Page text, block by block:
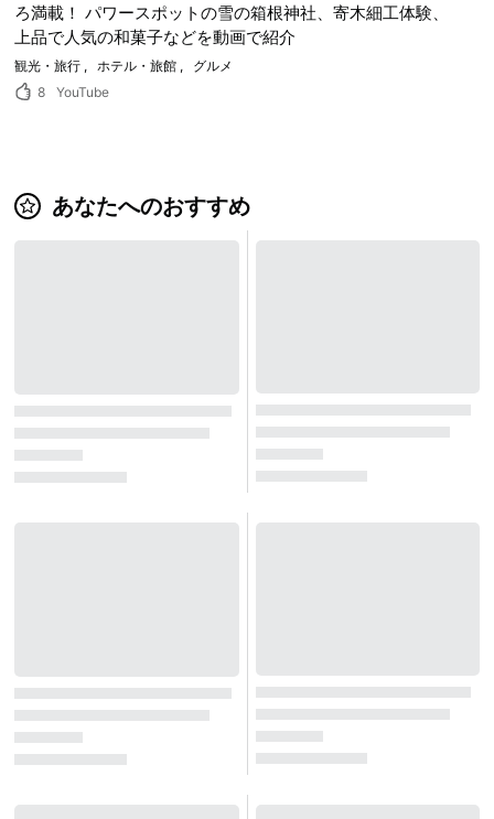
ろ満載！ パワースポットの雪の箱根神社、寄木細工体験、
上品で人気の和菓子などを動画で紹介
観光・旅行 ホテル・旅館
グルメ
8
YouTube
あなたへのおすすめ